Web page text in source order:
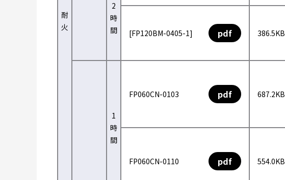
耐
火
2
時
間
[FP120BM-0405-1] pdf 386.5KB
1
時
間
FP060CN-0103 pdf 687.2KB
FP060CN-0110 pdf 554.0KB